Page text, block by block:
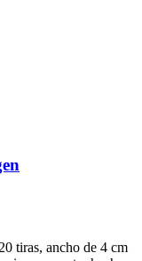
tiras, ancho de 4 cm